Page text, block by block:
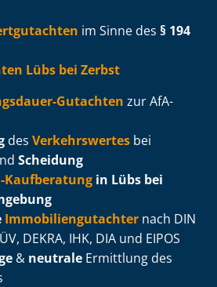
im Sinne des § 194
Lübs bei Zerbst
Gutachten zur AfA-
des Verkehrswertes bei
Scheidung
Kaufberatung in Lübs bei
Im­mo­bi­li­en­gut­ach­ter nach DIN
DEKRA, IHK, DIA und EIPOS
& neutrale Ermittlung des